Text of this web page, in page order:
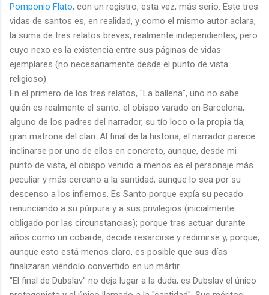
Pomponio Flato, con un registro, esta vez, más serio. Este tres
vidas de santos es, en realidad, y como el mismo autor aclara,
la suma de tres relatos breves, realmente independientes, pero
cuyo nexo es la existencia entre sus páginas de vidas
ejemplares (no necesariamente desde el punto de vista
religioso).
En el primero de los tres relatos, "La ballena", uno no sabe
quién es realmente el santo: el obispo varado en Barcelona,
alguno de los padres del narrador, su tío loco o la propia tía,
gran matrona del clan. Al final de la historia, el narrador parece
inclinarse por uno de ellos en concreto, aunque, desde mi
punto de vista, el obispo venido a menos es el personaje más
peculiar y más cercano a la santidad, aunque lo sea por su
descenso a los infiernos. Es Santo porque expía su pecado
renunciando a su púrpura y a sus privilegios (inicialmente
obligado por las circunstancias); porque tras actuar durante
años como un cobarde, decide resarcirse y redimirse y, porque,
aunque esto está menos claro, es posible que sus días
finalizaran viéndolo convertido en un mártir.
"El final de Dubslav" no deja lugar a la duda, es Dubslav el único